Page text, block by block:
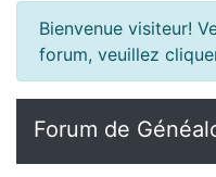
Bienvenue visiteur!
forum, veuillez
Forum de